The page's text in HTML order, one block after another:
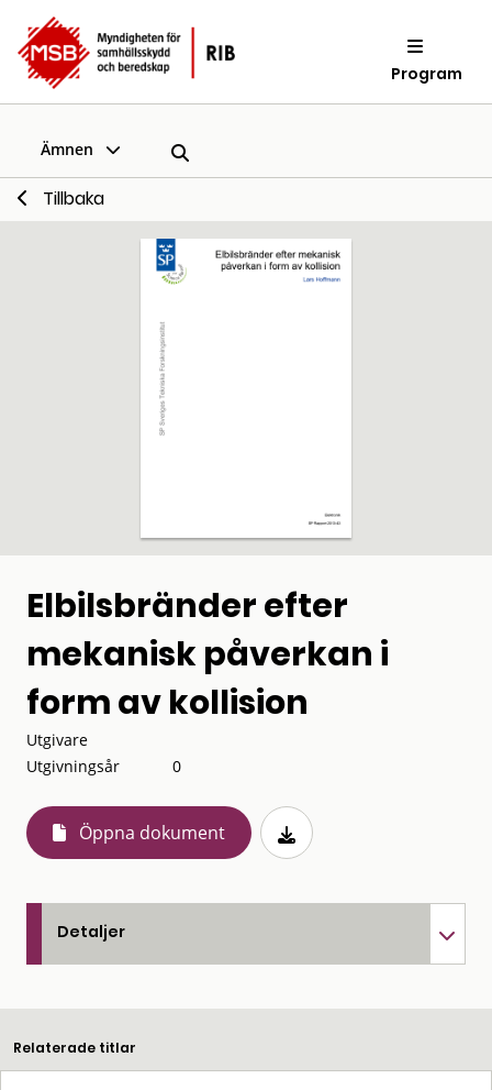
Program
Ämnen
Tillbaka
Elbilsbränder efter
mekanisk påverkan i
form av kollision
Utgivare
Utgivningsår
0
Öppna dokument
Detaljer
Relaterade titlar